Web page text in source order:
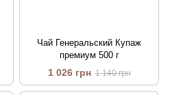
Чай Генеральский Купаж
премиум 500 г
1 026 грн 1 140 грн